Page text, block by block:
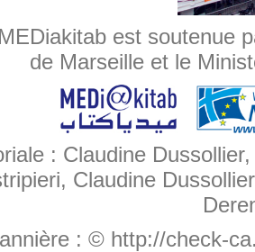
est soutenue
de Marseille et le
: Claudine
Claudine
: © http://check-